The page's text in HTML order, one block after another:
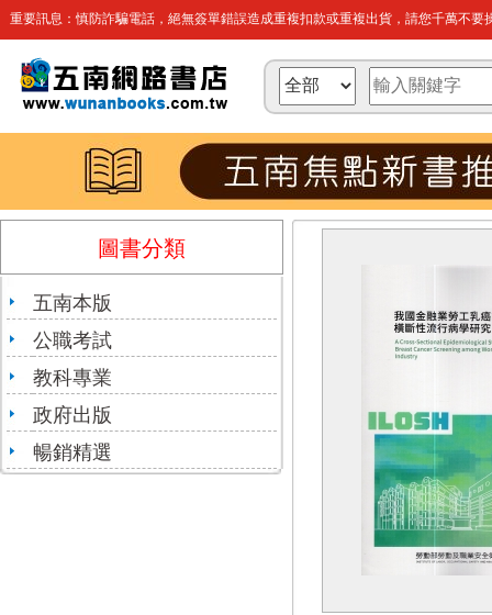
重要訊息：慎防詐騙電話，絕無簽單錯誤造成重複扣款或重複出貨，請您千萬不要
圖書分類
五南本版
公職考試
教科專業
政府出版
暢銷精選